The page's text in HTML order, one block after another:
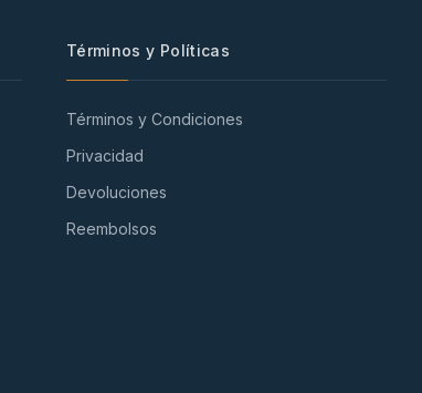
Términos y Políticas
Términos y Condiciones
Privacidad
Devoluciones
Reembolsos